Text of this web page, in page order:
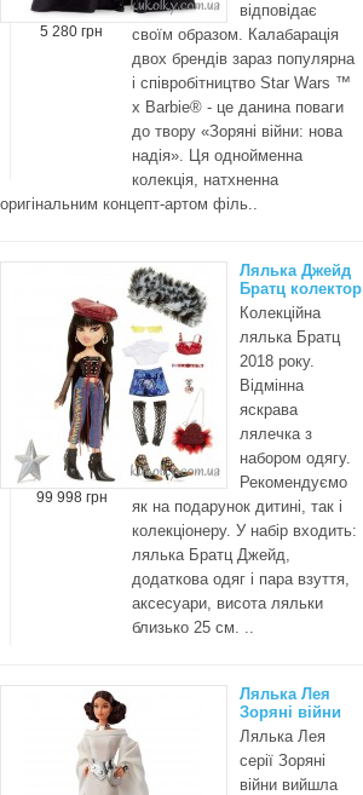
5 280 грн
відповідає
своїм образом. Калабарація
двох брендів зараз популярна
і співробітництво Star Wars ™
x Barbie® - це данина поваги
до твору «Зоряні війни: нова
надія». Ця однойменна
колекція, натхненна
оригінальним концепт-артом філь..
99 998 грн
Лялька Джейд
Братц колектор
Колекційна
лялька Братц
2018 року.
Відмінна
яскрава
лялечка з
набором одягу.
Рекомендуємо
як на подарунок дитині, так і
колекціонеру. У набір входить:
лялька Братц Джейд,
додаткова одяг і пара взуття,
аксесуари, висота ляльки
близько 25 см. ..
Лялька Лея
Зоряні війни
Лялька Лея
серії Зоряні
війни вийшла